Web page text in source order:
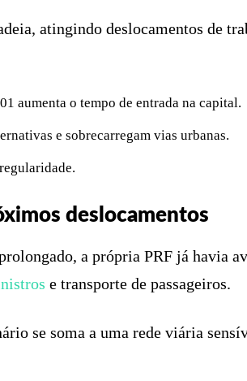
atingindo deslocamentos de
aumenta o tempo de entrada na capital.
e sobrecarregam vias urbanas.
deslocamentos
a própria PRF já havia
e transporte de passageiros.
se soma a uma rede viária